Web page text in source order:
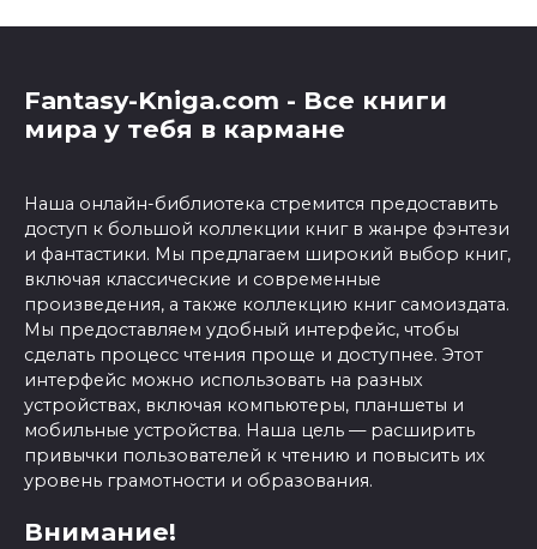
Fantasy-Kniga.com - Все книги
мира у тебя в кармане
Наша онлайн-библиотека стремится предоставить
доступ к большой коллекции книг в жанре фэнтези
и фантастики. Мы предлагаем широкий выбор книг,
включая классические и современные
произведения, а также коллекцию книг самоиздата.
Мы предоставляем удобный интерфейс, чтобы
сделать процесс чтения проще и доступнее. Этот
интерфейс можно использовать на разных
устройствах, включая компьютеры, планшеты и
мобильные устройства. Наша цель — расширить
привычки пользователей к чтению и повысить их
уровень грамотности и образования.
Внимание!